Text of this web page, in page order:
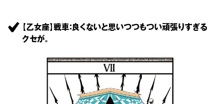
【乙女座】戦車：良くないと思いつつもつい頑張りすぎる
クセが。